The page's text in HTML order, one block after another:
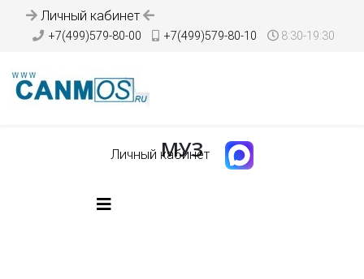
Личный кабинет
+7(499)579-80-00 +7(499)579-80-10 8:30-19:30
Личный кабинет
МУЗ